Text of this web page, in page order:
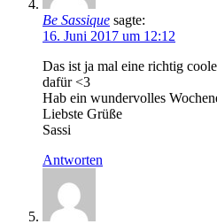
Be Sassique sagte:
16. Juni 2017 um 12:12
Das ist ja mal eine richtig
dafür <3
Hab ein wundervolles
Liebste Grüße
Sassi
Antworten